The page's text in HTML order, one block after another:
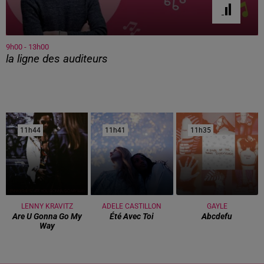
9h00 - 13h00
la ligne des auditeurs
11h44
11h44
LENNY KRAVITZ
Are U Gonna Go My
Way
11h41
11h41
ADELE CASTILLON
Été Avec Toi
11h35
11h35
GAYLE
Abcdefu